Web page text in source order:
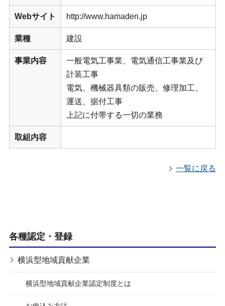
Webサイト http://www.hamaden.jp
業種 建設
事業内容
一般電気工事業、電気通信工事業及び
計装工事
電気、機械器具類の販売、修理加工、
運送、据付工事
上記に付帯する一切の業務
取組内容
一覧に戻る
各種認定・登録
横浜型地域貢献企業
横浜型地域貢献企業認定制度とは